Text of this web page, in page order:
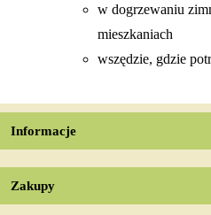
w dogrzewaniu
mieszkaniach
wszędzie, gdzie
Informacje
Zakupy